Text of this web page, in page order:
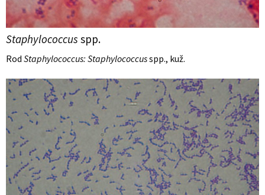
Staphylococcus spp.
Rod Staphylococcus: Staphylococcusspp., kuž.